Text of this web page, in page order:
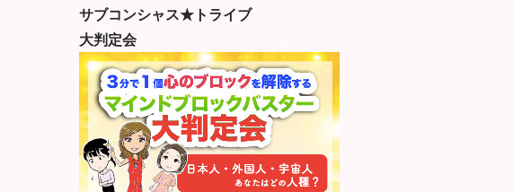
サブコンシャス★トライブ
大判定会